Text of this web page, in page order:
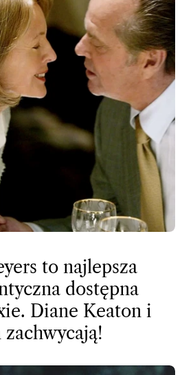
to najlepsza
dostępna
Diane Keaton i